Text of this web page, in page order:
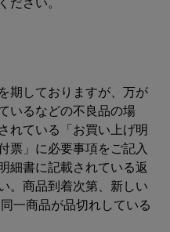
ださい。
期しておりますが、万が
いるなどの不良品の場
れている「お買い上げ明
票」に必要事項をご記入
細書に記載されている返
。商品到着次第、新しい
一商品が品切れしている